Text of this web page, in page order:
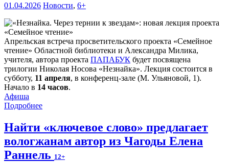
01.04.2026 Новости, 6+
Апрельская встреча просветительского проекта «Семейное
чтение» Областной библиотеки и Александра Милика,
учителя, автора проекта ПАПАБУК будет посвящена
трилогии Николая Носова «Незнайка». Лекция состоится в
субботу, 11 апреля, в конференц-зале (М. Ульяновой, 1).
Начало в 14 часов.
Афиша
Подробнее
Найти «ключевое слово» предлагает
вологжанам автор из Чагоды Елена
Раннель 12+